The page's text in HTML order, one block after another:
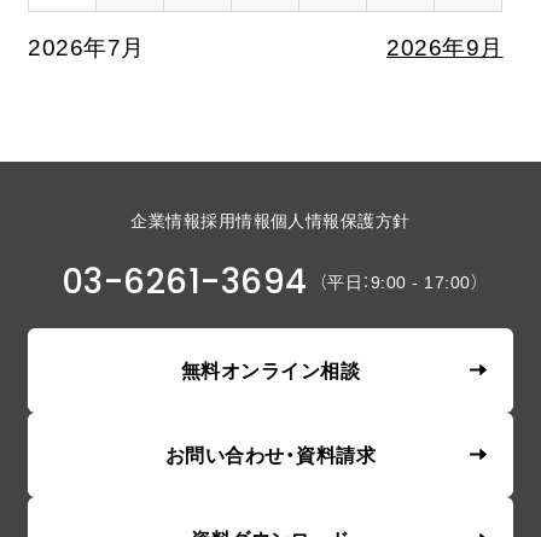
2026年7月 2026年9月
企業情報採用情報個人情報保護方針
03-6261-3694 （平日：9:00 - 17:00）
無料オンライン相談
お問い合わせ・資料請求